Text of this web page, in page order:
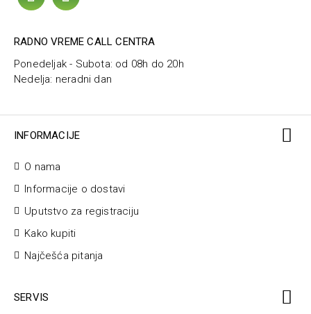
RADNO VREME CALL CENTRA
Ponedeljak - Subota: od 08h do 20h
Nedelja: neradni dan
INFORMACIJE
O nama
Informacije o dostavi
Uputstvo za registraciju
Kako kupiti
Najčešća pitanja
SERVIS